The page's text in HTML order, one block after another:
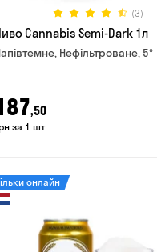
(3)
Cannabis Semi-Dark 1л
Нефільтроване, 5°
,50
за 1 шт
онлайн